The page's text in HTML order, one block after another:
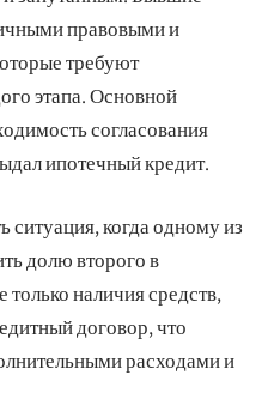
правовыми и
требуют
этапа. Основной
согласования
ипотечный кредит.
ситуация, когда одному из
долю второго в
наличия средств,
договор, что
расходами и